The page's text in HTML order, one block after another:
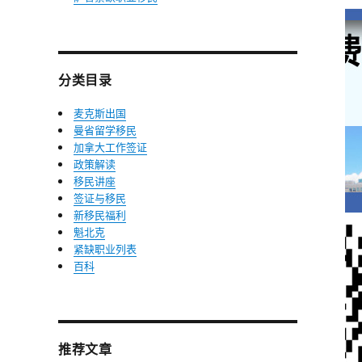
分类目录
麦克斯出国
曼省留学移民
加拿大工作签证
政策解读
移民讲座
签证与移民
新移民福利
魁北克
紧缺职业列表
百科
推荐文章